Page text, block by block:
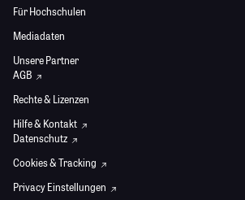
Für Hochschulen
Mediadaten
Unsere Partner
AGB
Rechte & Lizenzen
Hilfe & Kontakt
Datenschutz
Cookies & Tracking
Privacy Einstellungen